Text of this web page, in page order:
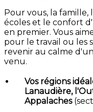
Pour vous, la famille,
écoles et le confort
en premier. Vous
pour le travail ou les
revenir au calme
venu.
Vos régions
Lanaudière,
Appalaches